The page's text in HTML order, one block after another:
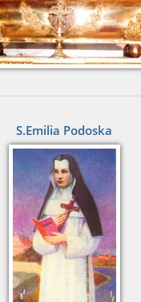
S.Emilia Podoska